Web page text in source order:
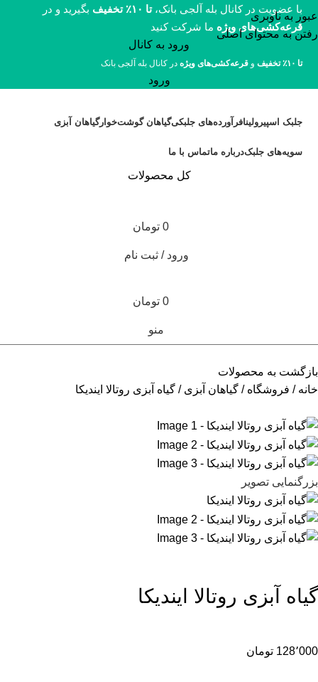
عبور به ناوبری
رفتن به محتوای اصلی
با عضویت در کانال بله آلجی بانک، تا ۱۰٪ تخفیف
بگیرید و در
قرعه‌کشی‌های ویژه ما شرکت کنید
ورود به کانال
تا ۱۰٪ تخفیف و قرعه‌کشی‌های ویژه در کانال بله آلجی بانک
ورود
جلبک اسپیرولینافرآورده‌های جلبکیگیاهان گوشت‌خوارگیاهان آبزی
سویه‌های جلبکدرباره ماتماس با ما
کل محصولات
0 تومان
ورود / ثبت نام
0 تومان
منو
بازگشت به محصولات
خانه فروشگاه گیاهان آبزی گیاه آبزی روتالا ایندیکا
بزرگنمایی تصویر
گیاه آبزی روتالا ایندیکا
128٬000 تومان